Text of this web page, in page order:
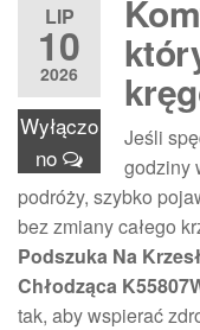
LIP
10
2026
Wyłączo
no
Jeśli
godziny
podróży, szybko
bez zmiany całego
Podszuka Na
Chłodząca
tak, aby wspierać